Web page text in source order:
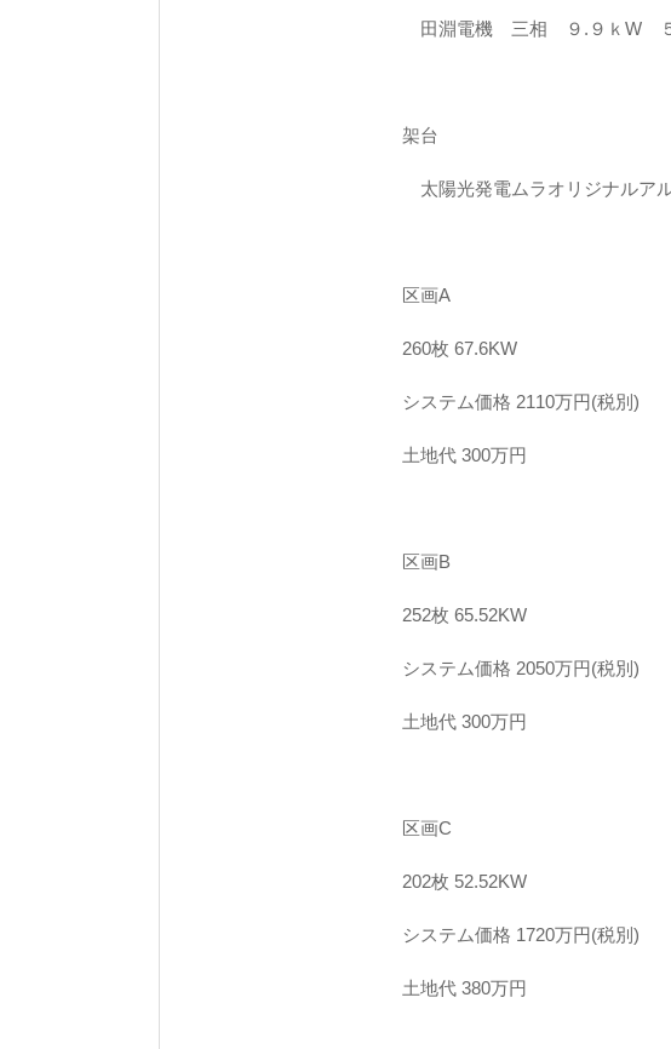
田淵電機 三相 ９.９ｋW
架台
太陽光発電ムラオリジナルア
区画A
260枚 67.6KW
システム価格 2110万円(税
土地代 300万円
区画B
252枚 65.52KW
システム価格 2050万円(税
土地代 300万円
区画C
202枚 52.52KW
システム価格 1720万円(税
土地代 380万円